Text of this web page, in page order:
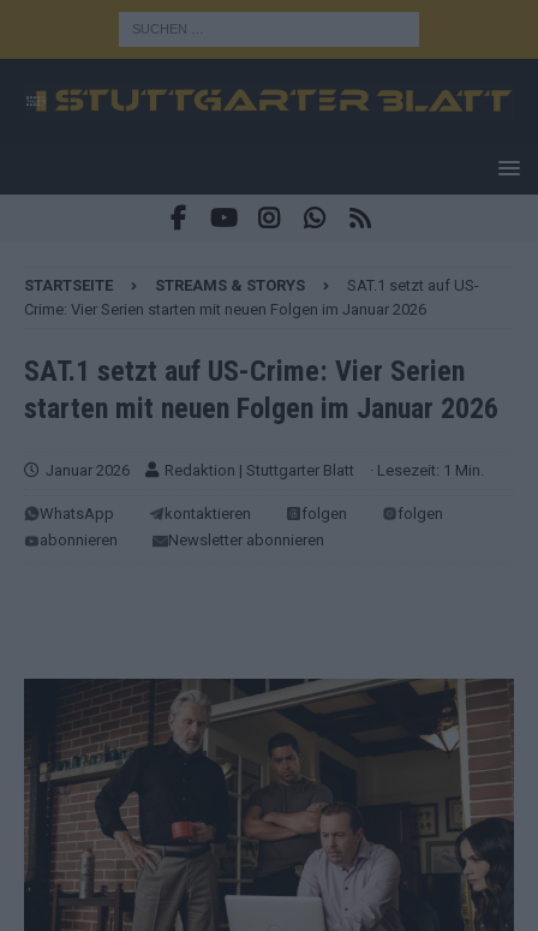
STARTSEITE STREAMS & STORYS
SAT.1 setzt auf US-
Crime: Vier Serien starten mit neuen Folgen im Januar 2026
SAT.1 setzt auf US-Crime: Vier Serien
starten mit neuen Folgen im Januar 2026
Januar 2026 Redaktion | Stuttgarter Blatt · Lesezeit: 1 Min.
WhatsApp kontaktieren folgen
folgen
abonnieren
Newsletter abonnieren